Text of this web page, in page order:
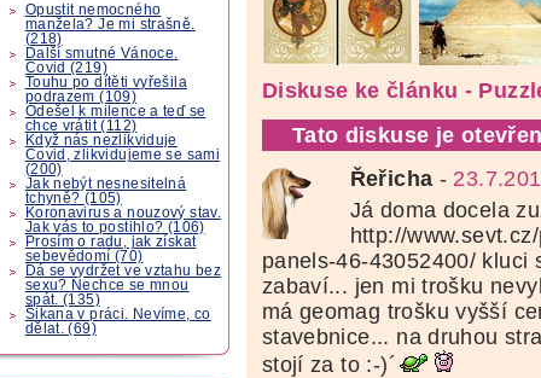
Opustit nemocného
manžela? Je mi strašně.
(218)
Další smutné Vánoce.
Covid (219)
Touhu po dítěti vyřešila
podrazem (109)
Odešel k milence a teď se
chce vrátit (112)
Když nás nezlikviduje
Covid, zlikvidujeme se sami
(200)
Jak nebýt nesnesitelná
tchyně? (105)
Koronavirus a nouzový stav.
Jak vás to postihlo? (106)
Prosím o radu, jak získat
sebevědomí (70)
Dá se vydržet ve vztahu bez
sexu? Nechce se mnou
spát. (135)
Šikana v práci. Nevíme, co
dělat. (69)
Diskuse ke článku -
Tato diskuse je
Řeřicha -
Já doma docela
http://
panels-46-43052400/ kluci
zabaví... jen mi trošku
má geomag trošku vyšší
stavebnice... na druhou
stojí za to :-)´